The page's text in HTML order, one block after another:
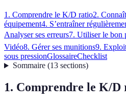
1. Comprendre le K/D ratio2.
équipement4. S’entraîner
Analyser ses erreurs7. Utiliser le bon
Vidéo8. Gérer ses munitions9.
sous pressionGlossaireChecklist
Sommaire(13 sections)
1. Comprendre le K/D